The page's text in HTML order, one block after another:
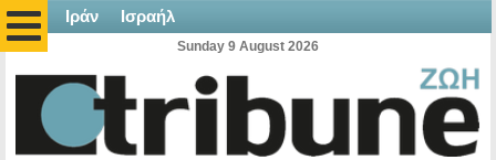
Ιράν Ισραήλ
Sunday 9 August 2026